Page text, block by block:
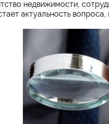
недвижимости,
актуальность